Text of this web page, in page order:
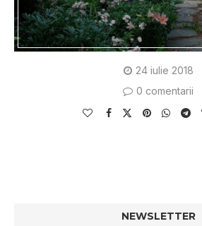
24 iulie 2018
0 comentarii
NEWSLETTER